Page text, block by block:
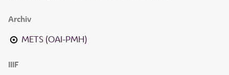
Archiv
METS (OAI-PMH)
IIIF